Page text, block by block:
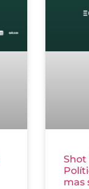
Shot
mas